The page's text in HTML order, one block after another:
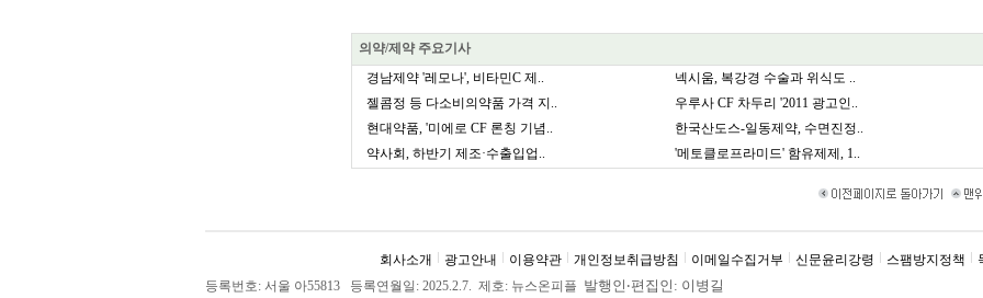
의약/제약 주요기사
경남제약 '레모나', 비타민C 제..
넥시움, 복강경 수술과 위식도 ..
젤콤정 등 다소비의약품 가격 지..
우루사 CF 차두리 '2011 광고인..
현대약품, '미에로 CF 론칭 기념..
한국산도스-일동제약, 수면진정..
약사회, 하반기 제조·수출입업..
'메토클로프라미드' 함유제제, 1..
회사소개 광고안내 이용약관 개인정보취급방침 이메일수집거부 신문윤리강령 스팸방지정책
등록번호: 서울 아55813 등록연월일: 2025.2.7. 제호: 뉴스온피플 발행인 ‧편집인: 이병길